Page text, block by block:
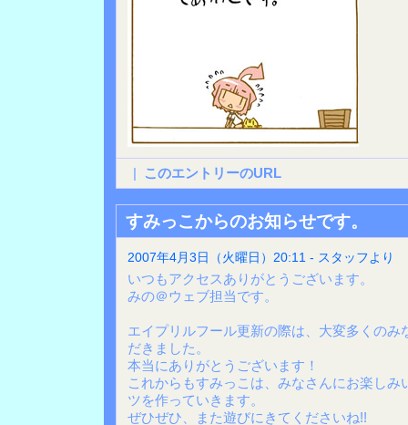
| このエントリーのURL
すみっこからのお知らせです。
2007年4月3日（火曜日）20:11 - スタッフより
いつもアクセスありがとうございます。
みの＠ウェブ担当です。
エイプリルフール更新の際は、大変多くのみ
だきました。
本当にありがとうございます！
これからもすみっこは、みなさんにお楽し
ツを作っていきます。
ぜひぜひ、また遊びにきてくださいね!!